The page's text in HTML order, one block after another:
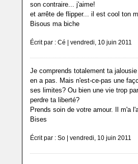
son contraire... j'aime!
et arrête de flipper... il est cool ton
Bisous ma biche
Écrit par : Cé | vendredi, 10 juin 2011
Je comprends totalement ta
en a pas. Mais n'est-ce-pas une
ses limites? Ou bien une vie trop
perdre ta liberté?
Prends soin de votre amour. Il m'a
Bises
Écrit par : So | vendredi, 10 juin 2011